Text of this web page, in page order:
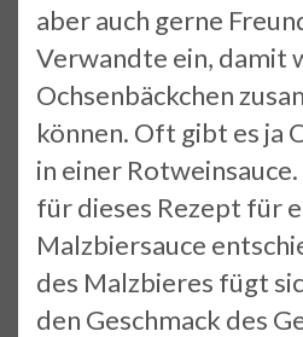
aber auch gerne
Verwandte ein, damit
Ochsenbäckchen
können. Oft gibt es ja
in einer
für dieses Rezept für
Malzbiersauce
des Malzbieres fügt
den Geschmack des